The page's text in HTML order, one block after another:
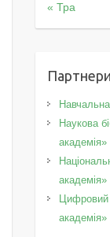
« Тра
Партнери
Наукова
академія»
академія»
Цифровий
академія»